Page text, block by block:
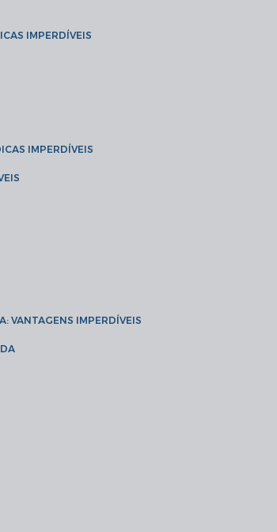
IMPERDÍVEIS
IMPERDÍVEIS
VANTAGENS IMPERDÍVEIS